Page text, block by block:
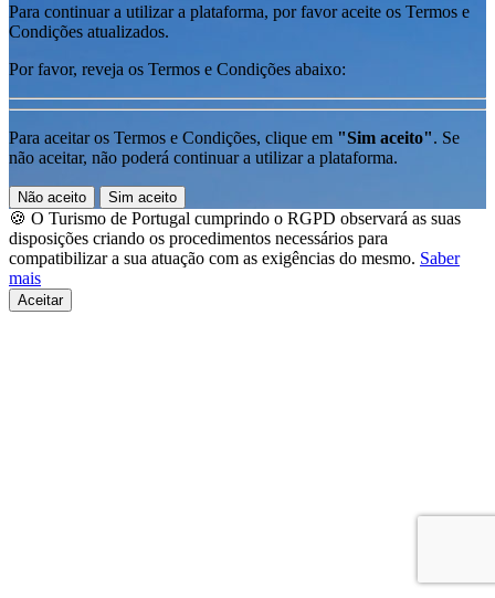
Para continuar a utilizar a plataforma, por favor aceite os Termos e
Condições atualizados.
Por favor, reveja os Termos e Condições abaixo:
Para aceitar os Termos e Condições, clique em "Sim aceito". Se
não aceitar, não poderá continuar a utilizar a plataforma.
Não aceito Sim aceito
🍪 O Turismo de Portugal cumprindo o RGPD observará as suas
disposições criando os procedimentos necessários para
compatibilizar a sua atuação com as exigências do mesmo. Saber
mais
Aceitar